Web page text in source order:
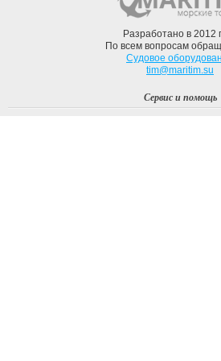
Разработано в 2012
По всем вопросам
Судовое
tim@maritim.su
Сервис и помощь